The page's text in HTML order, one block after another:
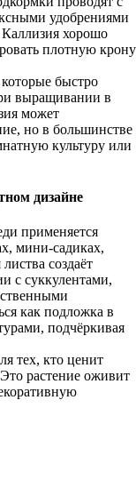
удобрениями
хорошо
плотную крону
быстро
выращивании в
может
но в большинстве
культуру или
дизайне
применяется
мини-садиках,
создаёт
с суккулентами,
как подложка в
подчёркивая
тех, кто ценит
растение оживит